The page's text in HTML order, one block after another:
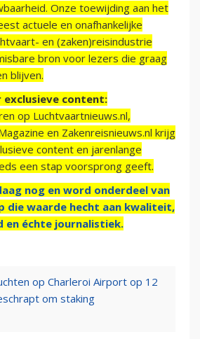
Onze toewijding aan het
actuele en onafhankelijke
en (zaken)reisindustrie
bron voor lezers die graag
blijven.
exclusieve content:
op Luchtvaartnieuws.nl,
en Zakenreisnieuws.nl krijg
content en jarenlange
een stap voorsprong geeft.
nog en word onderdeel van
die waarde hecht aan kwaliteit,
en échte journalistiek.
op Charleroi Airport op 12
om staking